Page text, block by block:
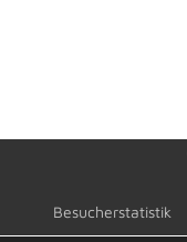
Besucherstatistik